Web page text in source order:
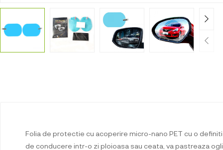
Folia de protectie cu acoperire micro-nano PET cu o
de conducere intr-o zi ploioasa sau ceata, va pastreaza